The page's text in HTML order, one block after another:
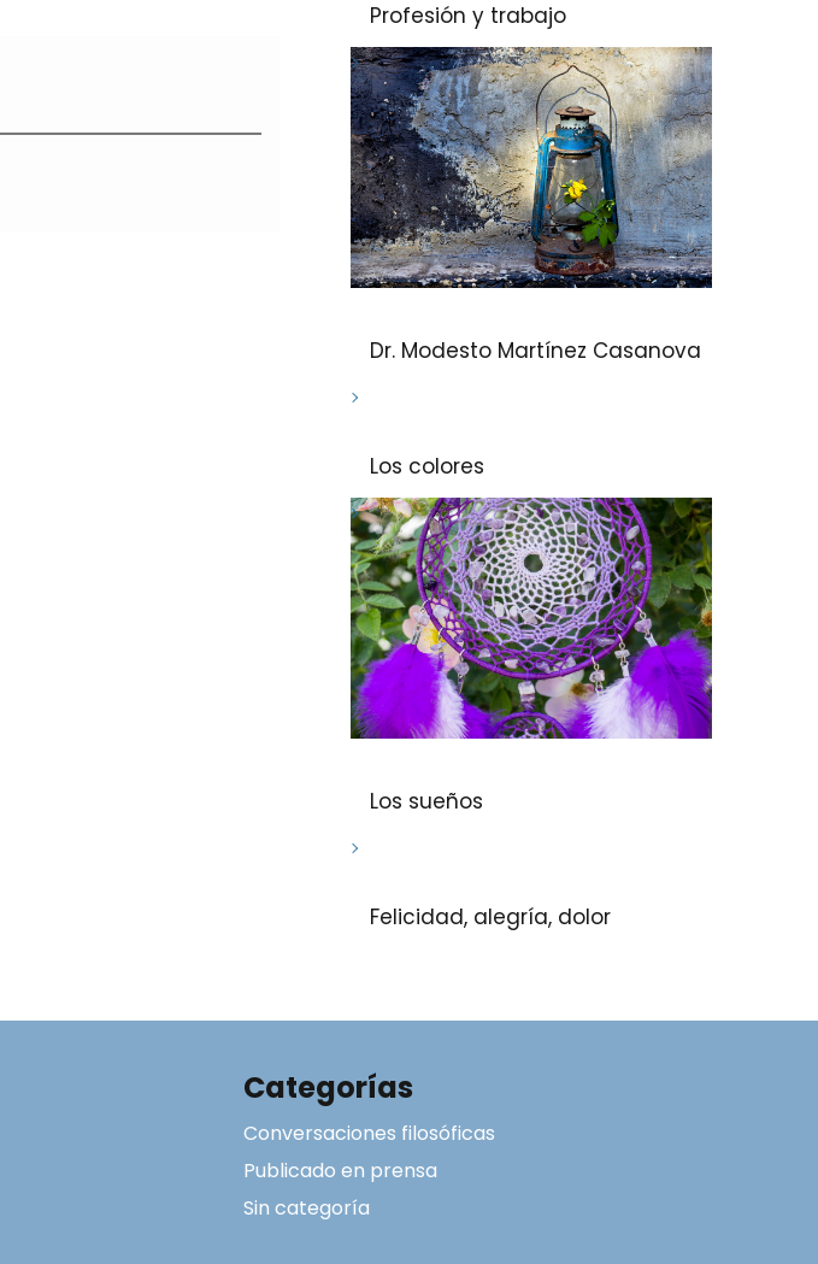
Profesión y trabajo
Dr. Modesto Martínez Casanova
Los colores
Los sueños
Felicidad, alegría, dolor
Categorías
Conversaciones filosóficas
Publicado en prensa
Sin categoría